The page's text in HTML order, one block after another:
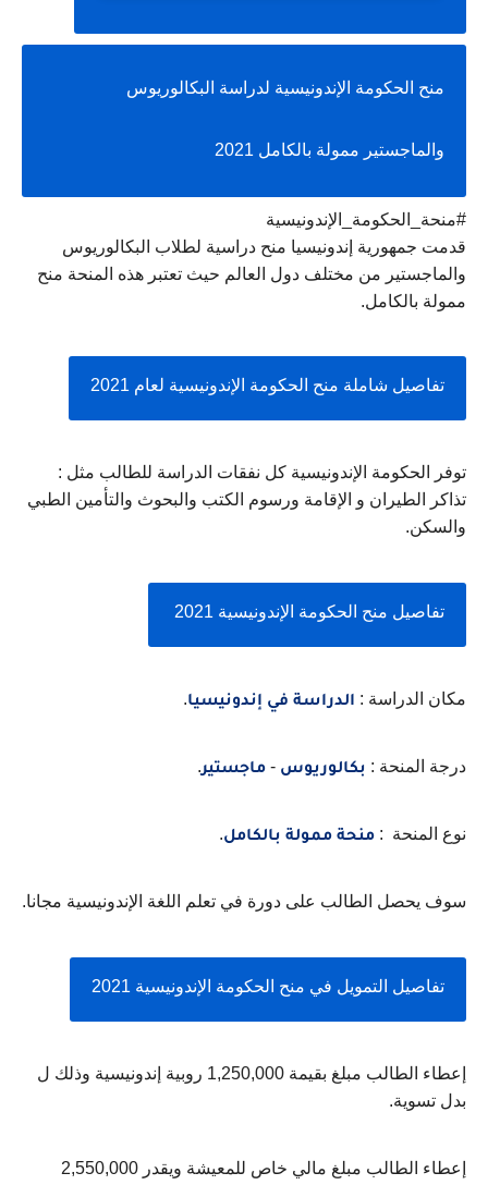
والماجستير ممولة بالكامل 2021
#منحة_الحكومة_الإندونيسية
ممولة بالكامل.
تفاصيل شاملة منح الحكومة الإندونيسية لعام 2021
والسكن.
تفاصيل منح الحكومة الإندونيسية 2021
مكان الدراسة : الدراسة في إندونيسيا.
درجة المنحة : بكالوريوس - ماجستير.
نوع المنحة  : منحة ممولة بالكامل.
سوف يحصل الطالب على دورة في تعلم اللغة الإندونيسية مجانا.
تفاصيل التمويل في منح الحكومة الإندونيسية 2021
بدل تسوية.